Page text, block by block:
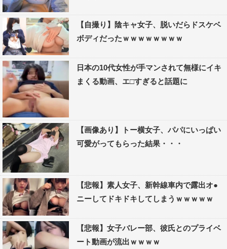
【自撮り】陰キャ女子、脱いだらドスケベ
ボディだったｗｗｗｗｗｗｗｗ
日本の10代女性が手マンされて無様にイキ
まくる動画、エ□すぎると話題に
【画像あり】トー横女子、パパにいっぱい
可愛がってもらった結果・・・
【悲報】素人女子、新幹線車内で露出オ●
ニーしてドキドキしてしまうｗｗｗｗｗ
【悲報】女子バレー部、彼氏とのプライベ
ート動画が流出ｗｗｗｗ